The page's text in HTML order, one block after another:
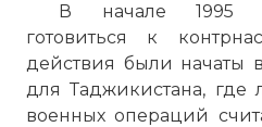
В начале 1995
готовиться к
действия были начаты
для Таджикистана,
военных операций